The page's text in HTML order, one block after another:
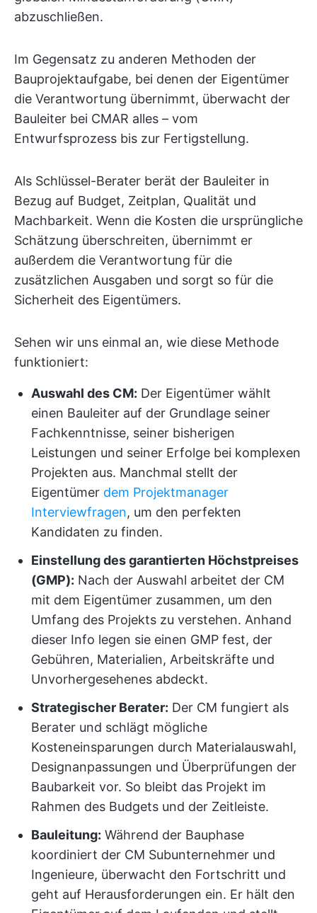
abzuschließen.
Im Gegensatz zu anderen Methoden der
Bauprojektaufgabe, bei denen der Eigentümer
die Verantwortung übernimmt, überwacht der
Bauleiter bei CMAR alles – vom
Entwurfsprozess bis zur Fertigstellung.
Als Schlüssel-Berater berät der Bauleiter in
Bezug auf Budget, Zeitplan, Qualität und
Machbarkeit. Wenn die Kosten die ursprüngliche
Schätzung überschreiten, übernimmt er
außerdem die Verantwortung für die
zusätzlichen Ausgaben und sorgt so für die
Sicherheit des Eigentümers.
Sehen wir uns einmal an, wie diese Methode
funktioniert:
Auswahl des CM: Der Eigentümer wählt
einen Bauleiter auf der Grundlage seiner
Fachkenntnisse, seiner bisherigen
Leistungen und seiner Erfolge bei komplexen
Projekten aus. Manchmal stellt der
Eigentümer dem Projektmanager
Interviewfragen, um den perfekten
Kandidaten zu finden.
Einstellung des garantierten Höchstpreises
(GMP): Nach der Auswahl arbeitet der CM
mit dem Eigentümer zusammen, um den
Umfang des Projekts zu verstehen. Anhand
dieser Info legen sie einen GMP fest, der
Gebühren, Materialien, Arbeitskräfte und
Unvorhergesehenes abdeckt.
Strategischer Berater: Der CM fungiert als
Berater und schlägt mögliche
Kosteneinsparungen durch Materialauswahl,
Designanpassungen und Überprüfungen der
Baubarkeit vor. So bleibt das Projekt im
Rahmen des Budgets und der Zeitleiste.
Bauleitung: Während der Bauphase
koordiniert der CM Subunternehmer und
Ingenieure, überwacht den Fortschritt und
geht auf Herausforderungen ein. Er hält den